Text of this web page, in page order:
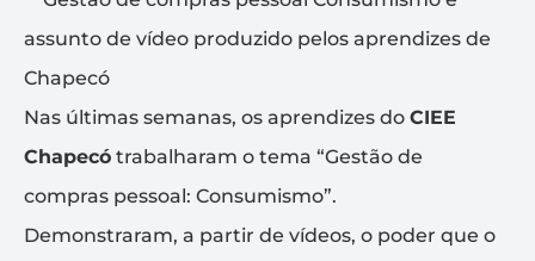
Nas últimas semanas, os aprendizes do CIEE
Chapecó trabalharam o tema “Gestão de
compras pessoal: Consumismo”.
Demonstraram, a partir de vídeos, o poder que o